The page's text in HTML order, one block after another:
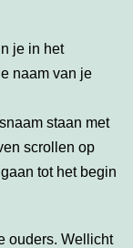
je in het
naam van je
staan met
scrollen op
tot het begin
ouders. Wellicht